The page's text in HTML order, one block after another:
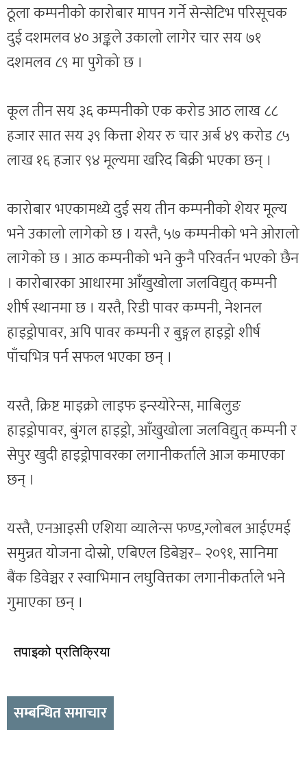
ठूला कम्पनीको कारोबार मापन गर्ने सेन्सेटिभ परिसूचक
दुई दशमलव ४० अङ्कले उकालो लागेर चार सय ७१
दशमलव ८९ मा पुगेको छ ।
कूल तीन सय ३६ कम्पनीको एक करोड आठ लाख ८८
हजार सात सय ३९ कित्ता शेयर रु चार अर्ब ४९ करोड ८५
लाख १६ हजार ९४ मूल्यमा खरिद बिक्री भएका छन् ।
कारोबार भएकामध्ये दुई सय तीन कम्पनीको शेयर मूल्य
भने उकालो लागेको छ । यस्तै, ५७ कम्पनीको भने ओरालो
लागेको छ । आठ कम्पनीको भने कुनै परिवर्तन भएको छैन
। कारोबारका आधारमा आँखुखोला जलविद्युत् कम्पनी
शीर्ष स्थानमा छ । यस्तै, रिडी पावर कम्पनी, नेशनल
हाइड्रोपावर, अपि पावर कम्पनी र बुङ्गल हाइड्रो शीर्ष
पाँचभित्र पर्न सफल भएका छन् ।
यस्तै, क्रिष्ट माइक्रो लाइफ इन्स्योरेन्स, माबिलुङ
हाइड्रोपावर, बुंगल हाइड्रो, आँखुखोला जलविद्युत् कम्पनी र
सेपुर खुदी हाइड्रोपावरका लगानीकर्ताले आज कमाएका
छन् ।
यस्तै, एनआइसी एशिया व्यालेन्स फण्ड,ग्लोबल आईएमई
समुन्नत योजना दोस्रो, एबिएल डिबेञ्चर– २०९१, सानिमा
बैंक डिवेञ्चर र स्वाभिमान लघुवित्तका लगानीकर्ताले भने
गुमाएका छन् ।
तपाइको प्रतिक्रिया
सम्बन्धित समाचार